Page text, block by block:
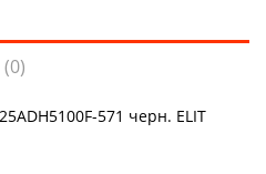
(0)
571 черн. ELIT